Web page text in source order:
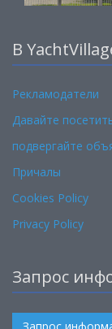
В
Рекламодатели
Давайте
подвергайте
Причалы
Cookies Policy
Privacy Policy
Запрос